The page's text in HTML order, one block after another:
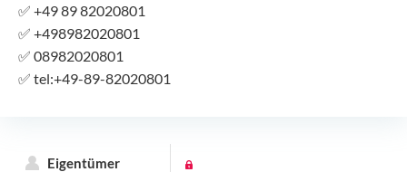
✅ +49 89 82020801
✅ +498982020801
✅ 08982020801
✅ tel:+49-89-82020801
Eigentümer